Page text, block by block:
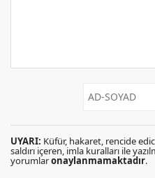
UYARI: Küfür, hakaret, rencide
saldırı içeren, imla kuralları ile
yorumlaronaylanmamaktadır.